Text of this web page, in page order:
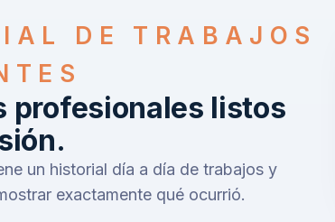
DE TRABAJOS
profesionales listos
un historial día a día de trabajos y
exactamente qué ocurrió.